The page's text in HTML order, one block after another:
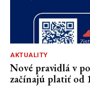
AKTUALITY
Nové pravidlá v
začínajú platiť od